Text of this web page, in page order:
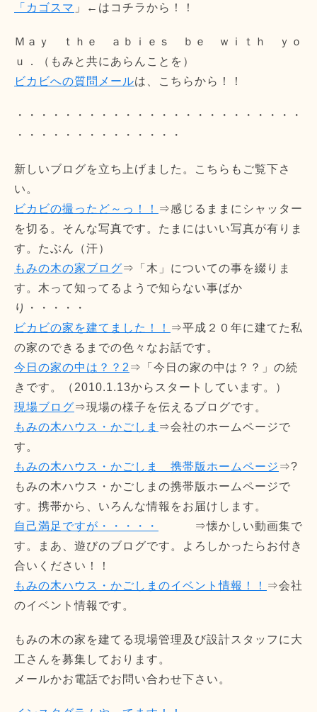
「カゴスマ 」←はコチラから！！
Ｍａｙ ｔｈｅ ａｂｉｅｓ ｂｅ ｗｉｔｈ ｙｏ
ｕ．（もみと共にあらんことを）
ビカビへの質問メールは、こちらから！！
・・・・・・・・・・・・・・・・・・・・・・・・
・・・・・・・・・・・・・・
新しいブログを立ち上げました。こちらもご覧下さ
い。
ビカビの撮ったど～っ！！ ⇒感じるままにシャッター
を切る。そんな写真です。たまにはいい写真が有りま
す。たぶん（汗）
もみの木の家ブログ⇒「木」についての事を綴りま
す。木って知ってるようで知らない事ばか
り・・・・・
ビカビの家を建てました！！ ⇒平成２０年に建てた私
の家のできるまでの色々なお話です。
今日の家の中は？？2 ⇒「今日の家の中は？？」の続
きです。（2010.1.13からスタートしています。）
現場ブログ⇒現場の様子を伝えるブログです。
もみの木ハウス・かごしま ⇒会社のホームページで
す。
もみの木ハウス・かごしま 携帯版ホームページ ⇒?
もみの木ハウス・かごしまの携帯版ホームページで
す。携帯から、いろんな情報をお届けします。
自己満足ですが・・・・・
⇒懐かしい動画集で
す。まあ、遊びのブログです。よろしかったらお付き
合いください！！
もみの木ハウス・かごしまのイベント情報！！ ⇒会社
のイベント情報です。
もみの木の家を建てる現場管理及び設計スタッフに大
工さんを募集しております。
メールかお電話でお問い合わせ下さい。